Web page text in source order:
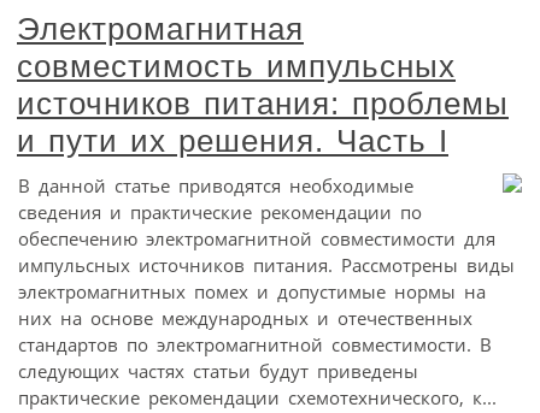
Электромагнитная
совместимость импульсных
источников питания: проблемы
и пути их решения. Часть I
В данной статье приводятся необходимые
сведения и практические рекомендации по
обеспечению электромагнитной совместимости для
импульсных источников питания. Рассмотрены виды
электромагнитных помех и допустимые нормы на
них на основе международных и отечественных
стандартов по электромагнитной совместимости. В
следующих частях статьи будут приведены
практические рекомендации схемотехнического, к...